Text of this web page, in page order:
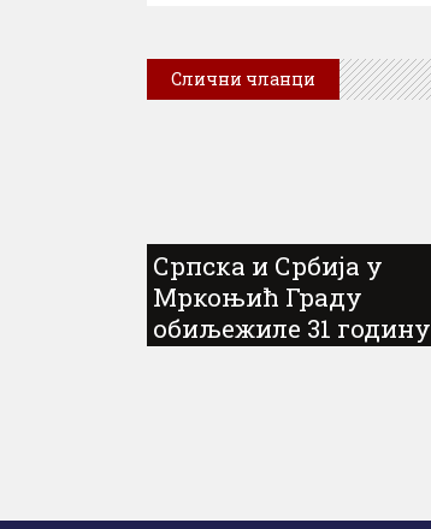
Слични чланци
Српска и Србија у
Мркоњић Граду
обиљежиле 31 годину